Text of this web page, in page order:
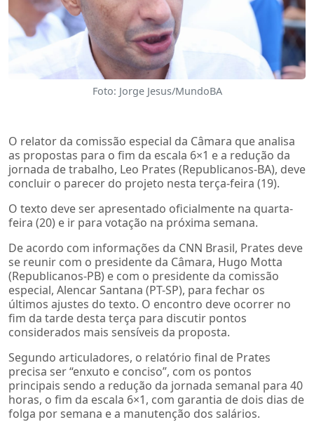
Foto: Jorge Jesus/MundoBA
O relator da comissão especial da Câmara que analisa
as propostas para o fim da escala 6×1 e a redução da
jornada de trabalho, Leo Prates (Republicanos-BA), deve
concluir o parecer do projeto nesta terça-feira (19).
O texto deve ser apresentado oficialmente na quarta-
feira (20) e ir para votação na próxima semana.
De acordo com informações da CNN Brasil, Prates deve
se reunir com o presidente da Câmara, Hugo Motta
(Republicanos-PB) e com o presidente da comissão
especial, Alencar Santana (PT-SP), para fechar os
últimos ajustes do texto. O encontro deve ocorrer no
fim da tarde desta terça para discutir pontos
considerados mais sensíveis da proposta.
Segundo articuladores, o relatório final de Prates
precisa ser “enxuto e conciso”, com os pontos
principais sendo a redução da jornada semanal para 40
horas, o fim da escala 6×1, com garantia de dois dias de
folga por semana e a manutenção dos salários.